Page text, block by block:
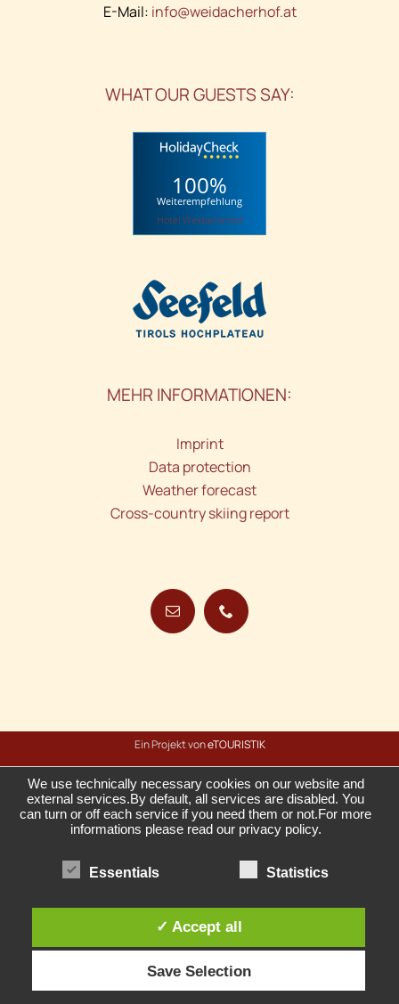
E-Mail: info@weidacherhof.at
WHAT OUR GUESTS SAY:
100%
Weiterempfehlung
Hotel Weidacherhof
MEHR INFORMATIONEN:
Imprint
Data protection
Weather forecast
Cross-country skiing report
Ein Projekt voneTOURISTIK
We use technically necessary cookies on our website and
external services.By default, all services are disabled. You
can turn or off each service if you need them or not.For more
informations please read our privacy policy.
Essentials Statistics
✓ Accept all
Save Selection